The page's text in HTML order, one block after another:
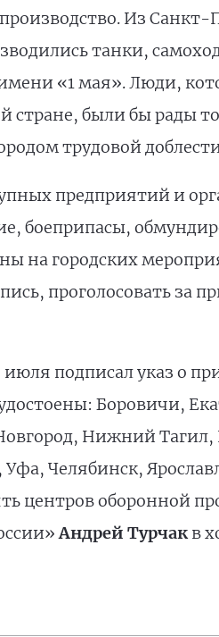
Из Санкт-
танки,
«1 мая». Люди,
стране, были бы рады
трудовой
предприятий и
боеприпасы,
на городских
проголосовать за
подписал указ о
Боровичи,
Нижний Тагил,
Челябинск,
центров оборонной
Андрей Турчакв